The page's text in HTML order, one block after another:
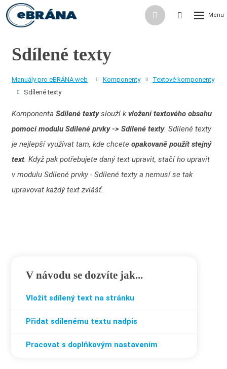
Vyhledávání
Přihlášení
Rozbalení
Sdílené texty
Manuály pro eBRÁNA web Komponenty
Textové komponenty
Sdílené texty
Komponenta Sdílené textyslouží kvložení textového obsahu
pomocí modulu Sdílené prvky -> Sdílené texty. Sdílené texty
je nejlepší využívat tam, kde chcete opakovaně použít stejný
text. Když pak potřebujete daný text upravit, stačí ho upravit
v modulu Sdílené prvky - Sdílené texty a nemusí se tak
upravovat každý text zvlášť.
V návodu se dozvíte jak...
Vložit sdílený text na stránku
Přidat sdílenému textu nadpis
Pracovat s doplňkovým nastavením